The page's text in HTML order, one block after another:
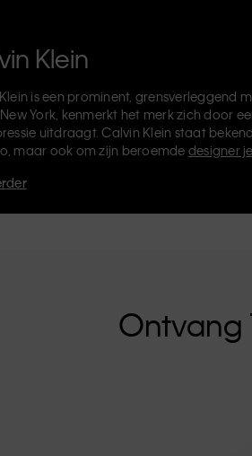
Klein
is een prominent, grensverleggend
New York, kenmerkt het merk zich door
uitdraagt. Calvin Klein staat
maar ook om zijn beroemde designer
labels - Calvin Klein, Calvin Klein
Ontvang